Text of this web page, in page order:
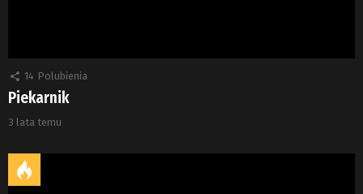
14 Polubienia
Piekarnik
3 lata temu